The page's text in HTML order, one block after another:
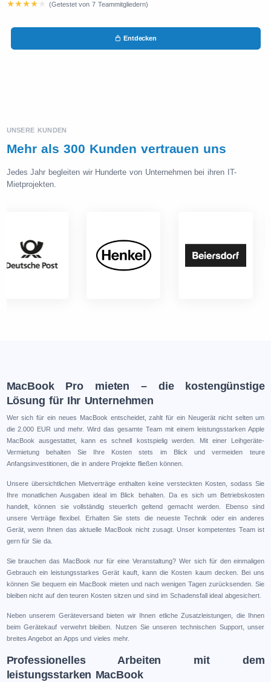
(Getestet von 7 Teammitgliedern)
Entdecken
UNSERE KUNDEN
Mehr als 300 Kunden vertrauen uns
Jedes Jahr begleiten wir Hunderte von Unternehmen bei ihren IT-
Mietprojekten.
MacBook Pro mieten – die kostengünstige
Lösung für Ihr Unternehmen
Wer sich für ein neues MacBook entscheidet, zahlt für ein Neugerät nicht selten um
die 2.000 EUR und mehr. Wird das gesamte Team mit einem leistungsstarken Apple
MacBook ausgestattet, kann es schnell kostspielig werden. Mit einer Leihgeräte-
Vermietung behalten Sie Ihre Kosten stets im Blick und vermeiden teure
Anfangsinvestitionen, die in andere Projekte fließen können.
Unsere übersichtlichen Mietverträge enthalten keine versteckten Kosten, sodass Sie
Ihre monatlichen Ausgaben ideal im Blick behalten. Da es sich um Betriebskosten
handelt, können sie vollständig steuerlich geltend gemacht werden. Ebenso sind
unsere Verträge flexibel. Erhalten Sie stets die neueste Technik oder ein anderes
Gerät, wenn Ihnen das aktuelle MacBook nicht zusagt. Unser kompetentes Team ist
gern für Sie da.
Sie brauchen das MacBook nur für eine Veranstaltung? Wer sich für den einmaligen
Gebrauch ein leistungsstarkes Gerät kauft, kann die Kosten kaum decken. Bei uns
können Sie bequem ein MacBook mieten und nach wenigen Tagen zurücksenden. Sie
bleiben nicht auf den teuren Kosten sitzen und sind im Schadensfall ideal abgesichert.
Neben unserem Geräteversand bieten wir Ihnen etliche Zusatzleistungen, die Ihnen
beim Gerätekauf verwehrt bleiben. Nutzen Sie unseren technischen Support, unser
breites Angebot an Apps und vieles mehr.
Professionelles Arbeiten mit dem
leistungsstarken MacBook